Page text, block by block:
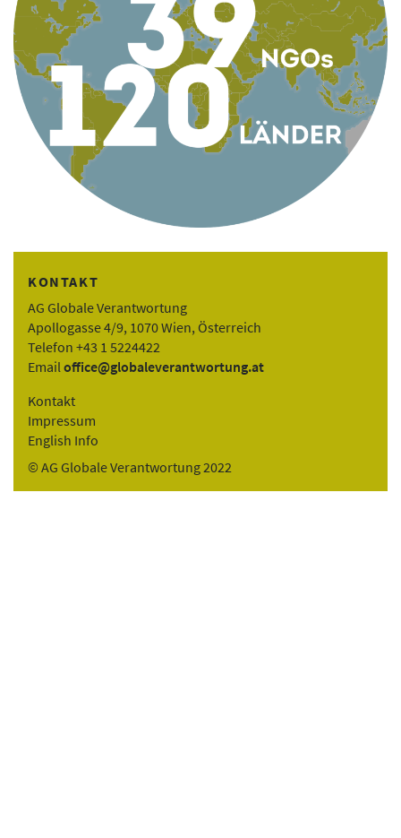
KONTAKT
AG Globale Verantwortung
Apollogasse 4/9, 1070 Wien, Österreich
Telefon +43 1 5224422
Email office@globaleverantwortung.at
Kontakt
Impressum
English Info
© AG Globale Verantwortung 2022